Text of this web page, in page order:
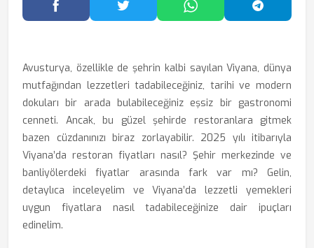
Facebook'ta PaylaşTwitter'da PaylaşWhatsApp'ta Paylaş
Avusturya, özellikle de şehrin kalbi sayılan Viyana, dünya
mutfağından lezzetleri tadabileceğiniz, tarihi ve modern
dokuları bir arada bulabileceğiniz eşsiz bir gastronomi
cenneti. Ancak, bu güzel şehirde restoranlara gitmek
bazen cüzdanınızı biraz zorlayabilir. 2025 yılı itibarıyla
Viyana’da restoran fiyatları nasıl? Şehir merkezinde ve
banliyölerdeki fiyatlar arasında fark var mı? Gelin,
detaylıca inceleyelim ve Viyana’da lezzetli yemekleri
uygun fiyatlara nasıl tadabileceğinize dair ipuçları
edinelim.